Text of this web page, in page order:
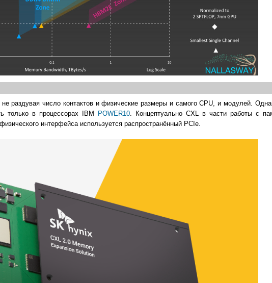
раздувая число контактов и физические размеры и самого CPU, и модулей.
только в процессорах IBM POWER10 . Концептуально CXL в части работы с
интерфейса используется распространённый PCIe.